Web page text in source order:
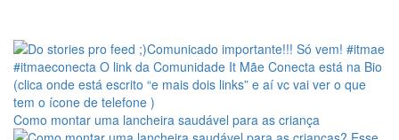
Como montar uma lancheira saudável para as criança